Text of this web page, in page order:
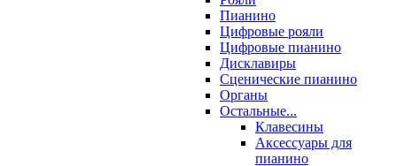
Пианино
Цифровые рояли
Цифровые пианино
Дисклавиры
Сценические пианино
Органы
Остальные...
Клавесины
Аксессуары для
пианино